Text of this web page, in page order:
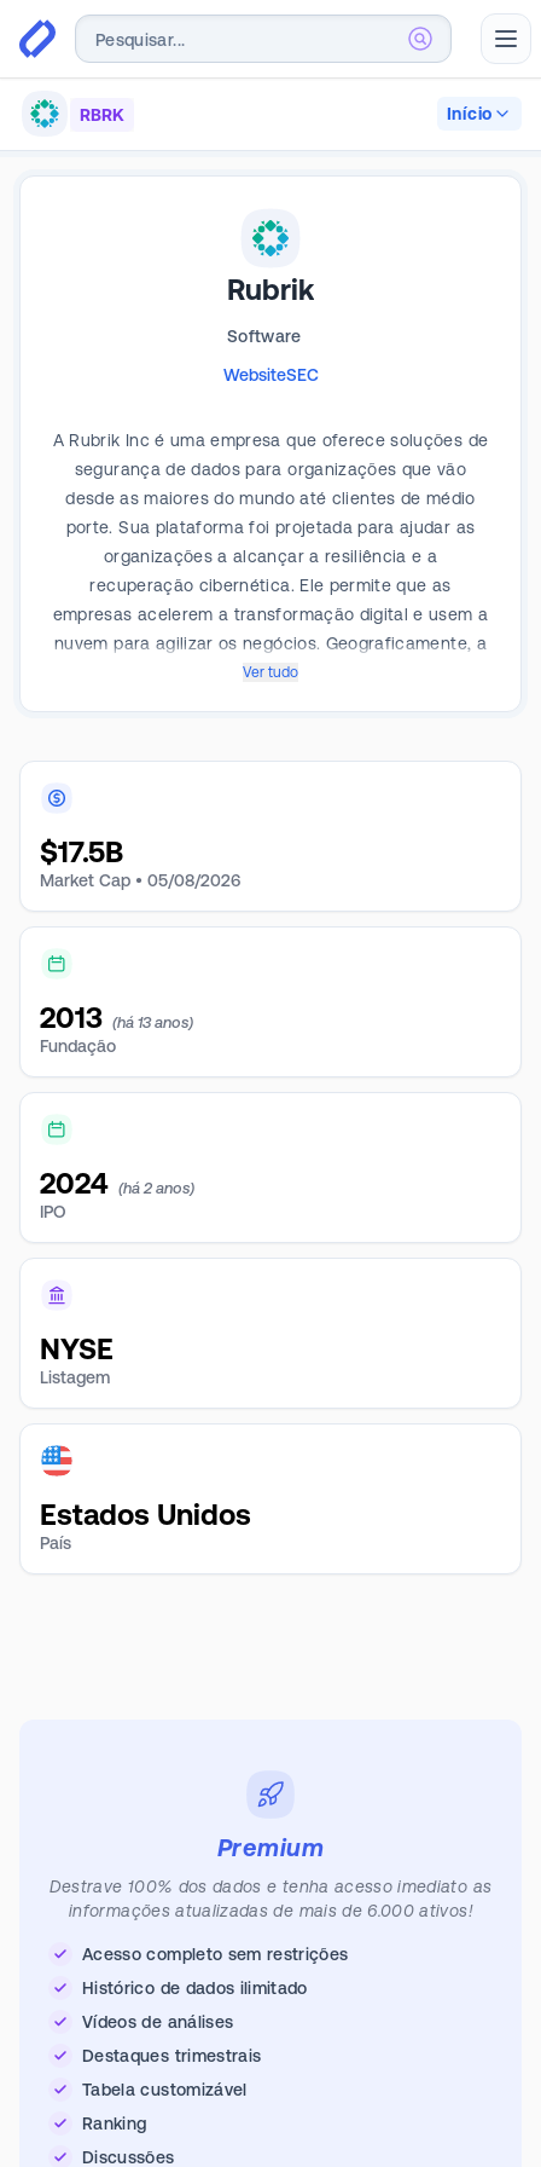
RBRK Início
Rubrik
Software
WebsiteSEC
A Rubrik Inc é uma empresa que oferece soluções de
segurança de dados para organizações que vão
desde as maiores do mundo até clientes de médio
porte. Sua plataforma foi projetada para ajudar as
organizações a alcançar a resiliência e a
recuperação cibernética. Ele permite que as
empresas acelerem a transformação digital e usem a
nuvem para agilizar os negócios. Geograficamente, a
empresa opera nas Américas, EMEA (Europa, Oriente
Ver tudo
$17.5B
Market Cap • 05/08/2026
2013 (há 13 anos)
Fundação
2024 (há 2 anos)
IPO
NYSE
Listagem
Estados Unidos
País
Premium
Destrave 100% dos dados e tenha acesso imediato as
informações atualizadas de mais de 6.000 ativos!
Acesso completo sem restrições
Histórico de dados ilimitado
Vídeos de análises
Destaques trimestrais
Tabela customizável
Ranking
Discussões